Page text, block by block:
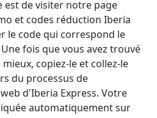
est de visiter notre page
et codes réduction Iberia
le code qui correspond le
fois que vous avez trouvé
copiez-le et collez-le
du processus de
d'Iberia Express. Votre
automatiquement sur